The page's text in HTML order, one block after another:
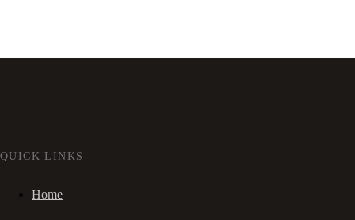
QUICK LINKS
Home